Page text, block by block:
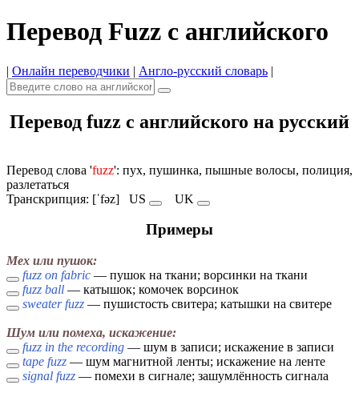
Перевод Fuzz с английского
| Онлайн переводчики | Англо-русский словарь |
Перевод fuzz с английского на русский
Перевод слова 'fuzz': пух, пушинка, пышные волосы, полиция,
разлетаться
Транскрипция: [ˈfəz] US UK
Примеры
Мех или пушок:
fuzz on fabric — пушок на ткани; ворсинки на ткани
fuzz ball — катышок; комочек ворсинок
sweater fuzz — пушистость свитера; катышки на свитере
Шум или помеха, искажение:
fuzz in the recording — шум в записи; искажение в записи
tape fuzz — шум магнитной ленты; искажение на ленте
signal fuzz — помехи в сигнале; зашумлённость сигнала